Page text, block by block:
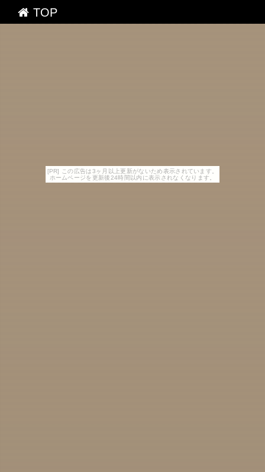
[PR] この広告は3ヶ月以上更新がないため表示されています。
ホームページを更新後24時間以内に表示されなくなります。
TOP